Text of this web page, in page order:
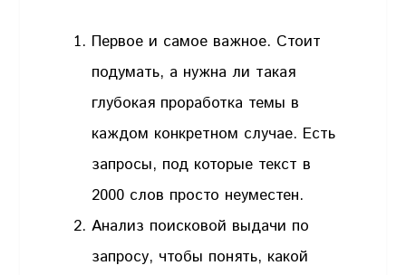
Первое и самое важное. Стоит
подумать, а нужна ли такая
глубокая проработка темы в
каждом конкретном случае. Есть
запросы, под которые текст в
2000 слов просто неуместен.
Анализ поисковой выдачи по
запросу, чтобы понять, какой